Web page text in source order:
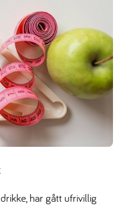
har gått ufrivillig